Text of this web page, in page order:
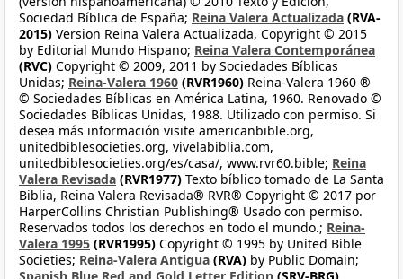
Sociedad Bíblica de España; Reina Valera Actualizada (RVA-
2015) Version Reina Valera Actualizada, Copyright © 2015
by Editorial Mundo Hispano; Reina Valera Contemporánea
(RVC) Copyright © 2009, 2011 by Sociedades Bíblicas
Unidas; Reina-Valera 1960 (RVR1960) Reina-Valera 1960 ®
© Sociedades Bíblicas en América Latina, 1960. Renovado ©
Sociedades Bíblicas Unidas, 1988. Utilizado con permiso. Si
desea más información visite americanbible.org,
unitedbiblesocieties.org, vivelabiblia.com,
unitedbiblesocieties.org/es/casa/, www.rvr60.bible; Reina
Valera Revisada (RVR1977) Texto bíblico tomado de La Santa
Biblia, Reina Valera Revisada® RVR® Copyright © 2017 por
HarperCollins Christian Publishing® Usado con permiso.
Reservados todos los derechos en todo el mundo.; Reina-
Valera 1995 (RVR1995) Copyright © 1995 by United Bible
Societies; Reina-Valera Antigua (RVA) by Public Domain;